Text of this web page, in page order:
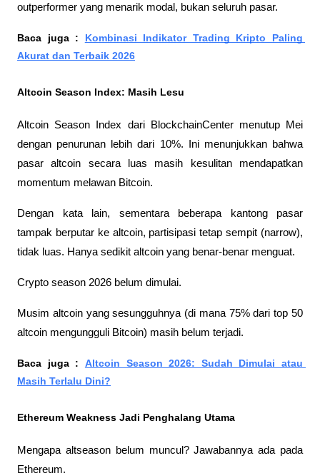
outperformer yang menarik modal, bukan seluruh pasar.
Baca juga : Kombinasi Indikator Trading Kripto Paling
Akurat dan Terbaik 2026
Altcoin Season Index: Masih Lesu
Altcoin Season Index dari BlockchainCenter menutup Mei
dengan penurunan lebih dari 10%. Ini menunjukkan bahwa
pasar altcoin secara luas masih kesulitan mendapatkan
momentum melawan Bitcoin.
Dengan kata lain, sementara beberapa kantong pasar
tampak berputar ke altcoin, partisipasi tetap sempit (narrow),
tidak luas. Hanya sedikit altcoin yang benar-benar menguat.
Crypto season 2026 belum dimulai.
Musim altcoin yang sesungguhnya (di mana 75% dari top 50
altcoin mengungguli Bitcoin) masih belum terjadi.
Baca juga : Altcoin Season 2026: Sudah Dimulai atau
Masih Terlalu Dini?
Ethereum Weakness Jadi Penghalang Utama
Mengapa altseason belum muncul? Jawabannya ada pada
Ethereum.